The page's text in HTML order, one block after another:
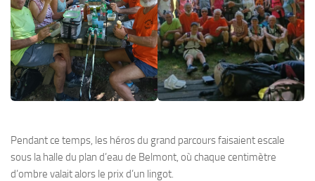
Pendant ce temps, les héros du grand parcours faisaient escale
sous la halle du plan d’eau de Belmont, où chaque centimètre
d’ombre valait alors le prix d’un lingot.